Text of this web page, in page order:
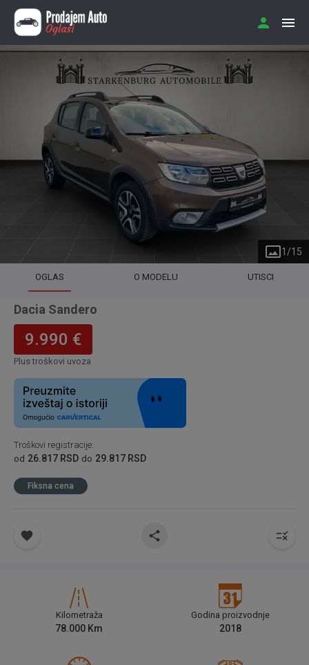
1 /15
OGLAS O MODELU UTISCI
Dacia Sandero
9.990 €
Plus troškovi uvoza
Troškovi registracije:
od 26.817 RSD do 29.817 RSD
Fiksna cena
Kilometraža
78.000 Km
Godina proizvodnje
2018